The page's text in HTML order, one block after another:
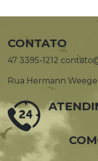
CONTATO
47 3395-1212
Rua Hermann